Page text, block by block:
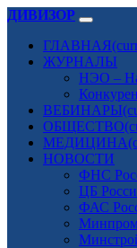
ДИВИЗОР
ГЛАВНАЯ
ЖУРНАЛЫ
НЭО –
ВЕБИНАРЫ
ОБЩЕСТВО
МЕДИЦИНА
НОВОСТИ
ФНС
ЦБ
ФАС